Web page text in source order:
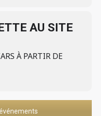
AU SITE
À PARTIR DE